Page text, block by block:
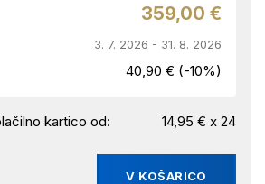
359,00 €
3. 7. 2026 - 31. 8. 2026
40,90 € (-10%)
kartico od: 14,95 € x 24
V KOŠARICO